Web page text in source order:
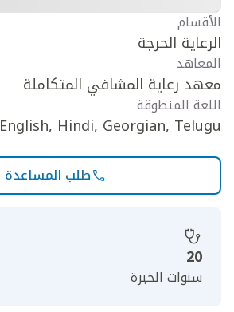
الأقسام
الرعاية الحرجة
المعاهد
معهد رعاية المشافي المتكاملة
اللغة المنطوقة
English, Hindi, Georgian, Telugu
طلب المساعدة
20
سنوات الخبرة